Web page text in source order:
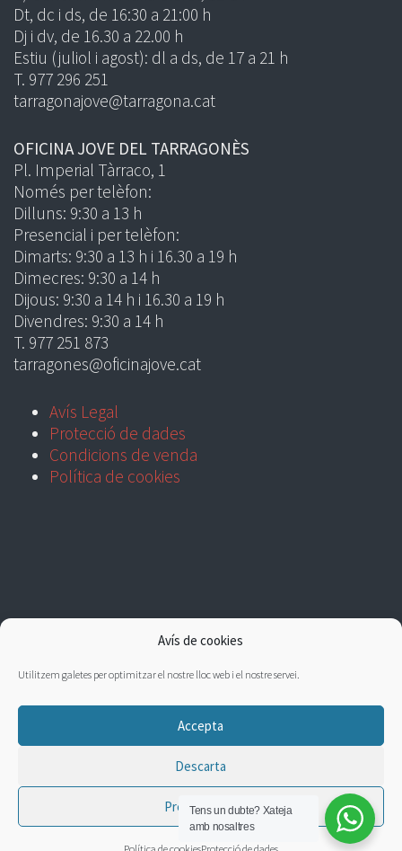
Avís de cookies
Utilitzem galetes per optimitzar el nostre lloc web i el nostre servei.
Accepta
Descarta
Preferències
Dt, dc i ds, de 16:30 a 21:00 h
Dj i dv, de 16.30 a 22.00 h
Estiu (juliol i agost): dl a ds, de 17 a 21 h
T. 977 296 251
tarragonajove@tarragona.cat
OFICINA JOVE DEL TARRAGONÈS
Pl. Imperial Tàrraco, 1
Només per telèfon:
Dilluns: 9:30 a 13 h
Presencial i per telèfon:
Dimarts: 9:30 a 13 h i 16.30 a 19 h
Dimecres: 9:30 a 14 h
Dijous: 9:30 a 14 h i 16.30 a 19 h
Divendres: 9:30 a 14 h
T. 977 251 873
tarragones@oficinajove.cat
Avís Legal
Protecció de dades
Condicions de venda
Política de cookies
Tens un dubte? Xateja
amb nosaltres